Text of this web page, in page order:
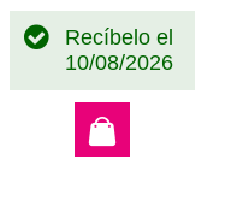
Recíbelo el
10/08/2026